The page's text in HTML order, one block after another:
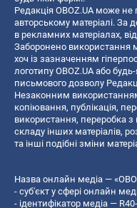
Редакція OBOZ.UA може не
авторському матеріалі. За
в рекламних матеріалах,
Заборонено використання
хоч із зазначенням
логотипу OBOZ.UA або
письмового дозволу
Незаконним
копiювання, публiкацiя,
використання, переробка
складу інших матеріалів,
та інші подібні зміни
Назва онлайн медіа —
- суб'єкт у сфері онлайн
- ідентифікатор медіа —